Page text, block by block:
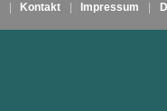
Kontakt Impressum